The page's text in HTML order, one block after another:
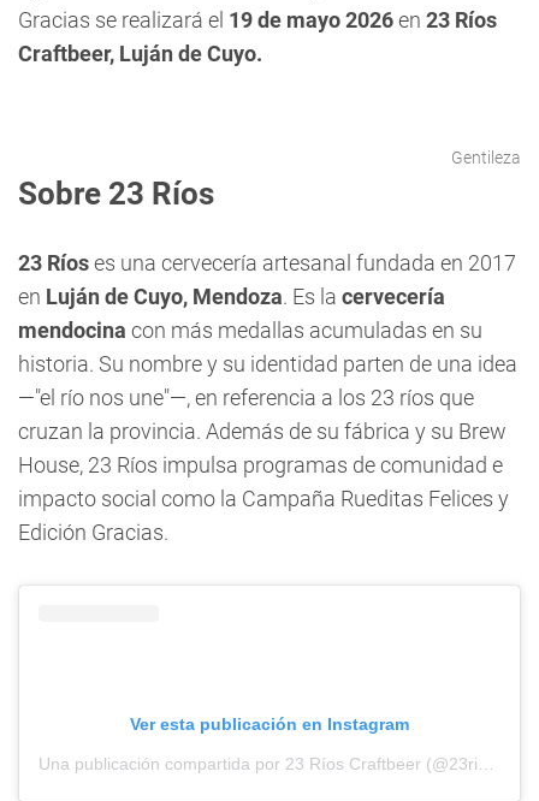
Gracias se realizará el 19 de mayo 2026en 23 Ríos
Craftbeer, Luján de Cuyo.
Gentileza
Sobre 23 Ríos
23 Ríoses una cervecería artesanal fundada en 2017
en Luján de Cuyo, Mendoza. Es la cervecería
mendocina con más medallas acumuladas en su
historia. Su nombre y su identidad parten de una idea
—"el río nos une"—, en referencia a los 23 ríos que
cruzan la provincia. Además de su fábrica y su Brew
House, 23 Ríos impulsa programas de comunidad e
impacto social como la Campaña Rueditas Felices y
Edición Gracias.
Ver esta publicación en Instagram